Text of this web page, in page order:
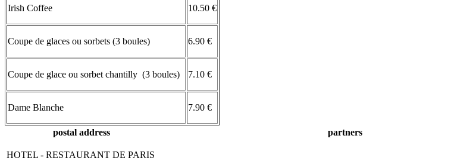
Irish Coffee 10.50 €
Coupe de glaces ou sorbets (3 boules) 6.90 €
Coupe de glace ou sorbet chantilly (3 boules) 7.10 €
Dame Blanche 7.90 €
postal address partners
HOTEL - RESTAURANT DE PARIS